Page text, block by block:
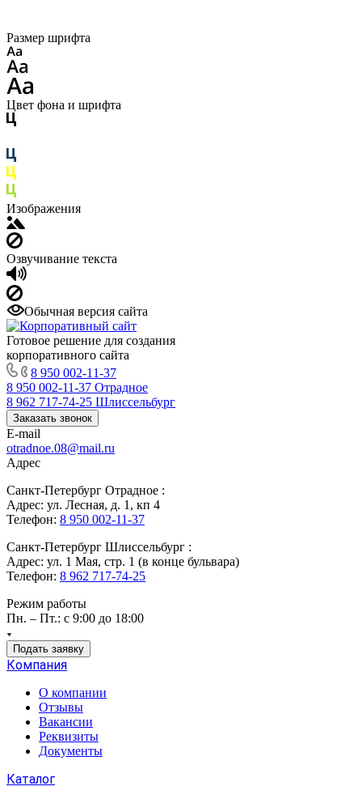
Размер шрифта
Цвет фона и шрифта
Изображения
Озвучивание текста
Обычная версия сайта
Готовое решение для создания
корпоративного сайта
8 950 002-11-37
8 950 002-11-37 Отрадное
8 962 717-74-25 Шлиссельбург
Заказать звонок
E-mail
otradnoe.08@mail.ru
Адрес
Санкт-Петербург Отрадное :
Адрес: ул. Лесная, д. 1, кп 4
Телефон: 8 950 002-11-37
Санкт-Петербург Шлиссельбург :
Адрес: ул. 1 Мая, стр. 1 (в конце бульвара)
Телефон: 8 962 717-74-25
Режим работы
Пн. – Пт.: с 9:00 до 18:00
Подать заявку
Компания
О компании
Отзывы
Вакансии
Реквизиты
Документы
Каталог